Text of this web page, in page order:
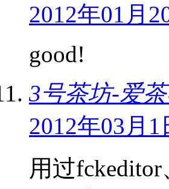
2012年01月
good!
3号茶坊-爱
2012年03月
用过